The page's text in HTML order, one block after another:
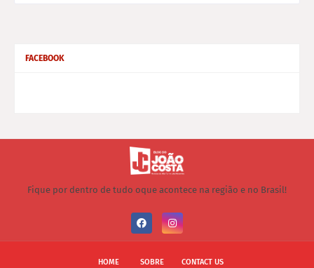
FACEBOOK
Fique por dentro de tudo oque acontece na região e no Brasil!
HOME SOBRE CONTACT US